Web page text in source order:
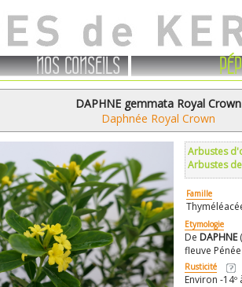
NOS CONSEILS
DAPHNE gemmata Royal Crown
Daphnée Royal Crown
Arbustes
Arbustes
Famille
Etymologie
De DAPHNE
fleuve
Rusticité
Environ -14º